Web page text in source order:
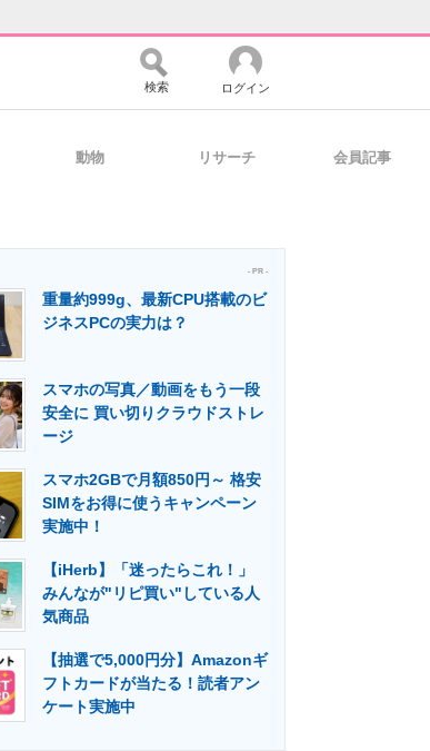
マーケ×ITの今がよく分かる
建設×テクノロジーの最前線
検索 ログイン
動物 リサーチ 会員記事
- PR -
重量約999g、最新CPU搭載のビ
ジネスPCの実力は？
スマホの写真／動画をもう一段
安全に 買い切りクラウドストレ
ージ
スマホ2GBで月額850円～ 格安
SIMをお得に使うキャンペーン
実施中！
【iHerb】「迷ったらこれ！」
みんなが"リピ買い"している人
気商品
【抽選で5,000円分】Amazonギ
フトカードが当たる！読者アン
ケート実施中